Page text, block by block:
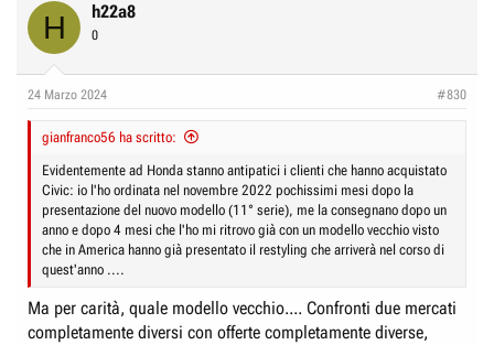
H h22a8
0
24 Marzo 2024 #830
gianfranco56 ha scritto:
Evidentemente ad Honda stanno antipatici i clienti che hanno acquistato
Civic: io l'ho ordinata nel novembre 2022 pochissimi mesi dopo la
presentazione del nuovo modello (11° serie), me la consegnano dopo un
anno e dopo 4 mesi che l'ho mi ritrovo già con un modello vecchio visto
che in America hanno già presentato il restyling che arriverà nel corso di
quest'anno ....
Ma per carità, quale modello vecchio.... Confronti due mercati
completamente diversi con offerte completamente diverse,